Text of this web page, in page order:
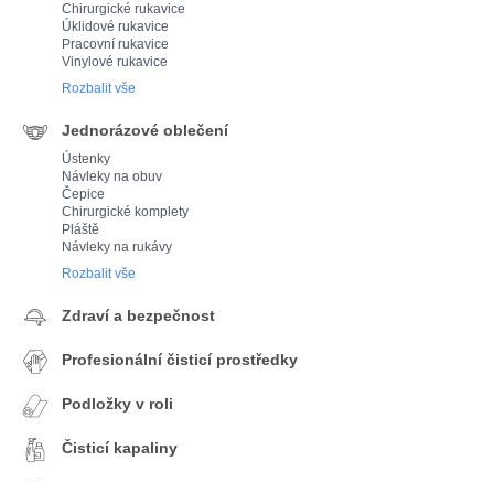
Chirurgické rukavice
Úklidové rukavice
Pracovní rukavice
Vinylové rukavice
Rozbalit vše
Jednorázové oblečení
Ústenky
Návleky na obuv
Čepice
Chirurgické komplety
Pláště
Návleky na rukávy
Rozbalit vše
Zdraví a bezpečnost
Profesionální čisticí prostředky
Podložky v roli
Čisticí kapaliny